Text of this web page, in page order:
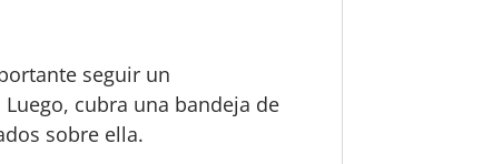
seguir un
cubra una bandeja de
sobre ella.